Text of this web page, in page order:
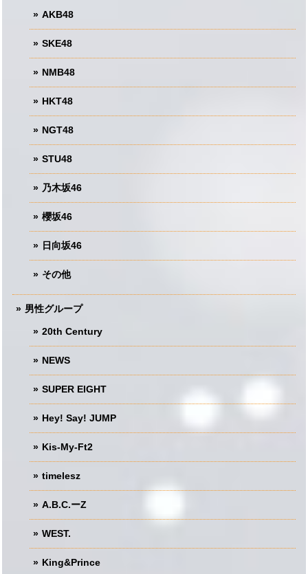
AKB48
SKE48
NMB48
HKT48
NGT48
STU48
乃木坂46
櫻坂46
日向坂46
その他
男性グループ
20th Century
NEWS
SUPER EIGHT
Hey! Say! JUMP
Kis-My-Ft2
timelesz
A.B.C.ーZ
WEST.
King&Prince